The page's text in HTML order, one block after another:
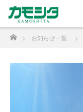
ホーム
お知らせ一覧